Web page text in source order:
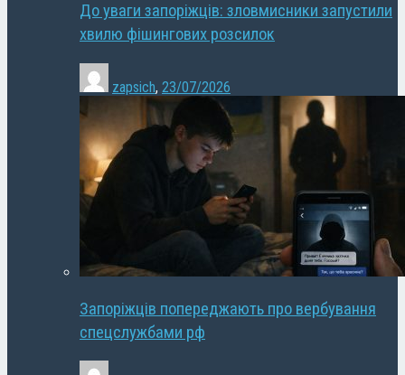
До уваги запоріжців: зловмисники запустили
хвилю фішингових розсилок
zapsich, 23/07/2026
Запоріжців попереджають про вербування
спецслужбами рф